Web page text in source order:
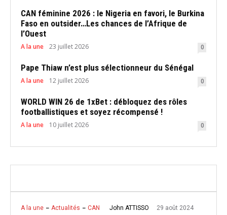
CAN féminine 2026 : le Nigeria en favori, le Burkina
Faso en outsider…Les chances de l’Afrique de
l’Ouest
A la une 23 juillet 2026 0
Pape Thiaw n’est plus sélectionneur du Sénégal
A la une 12 juillet 2026 0
WORLD WIN 26 de 1xBet : débloquez des rôles
footballistiques et soyez récompensé !
A la une 10 juillet 2026 0
A la une Actualités CAN John ATTISSO 29 août 2024